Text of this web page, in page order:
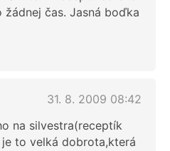
čas. Jasná boďka
31. 8. 2009 08:42
na silvestra(receptík
je to velká dobrota,která